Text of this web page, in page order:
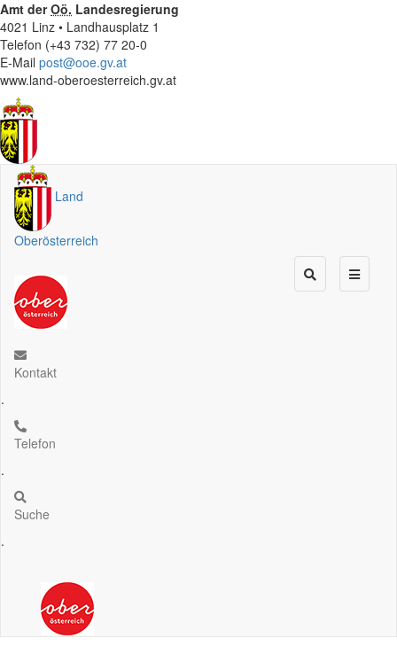
Amt derOö. Landesregierung
4021 Linz • Landhausplatz 1
Telefon (+43 732) 77 20-0
E-Mail post@ooe.gv.at
www.land-oberoesterreich.gv.at
Land
Oberösterreich
Kontakt
.
Telefon
.
Suche
.